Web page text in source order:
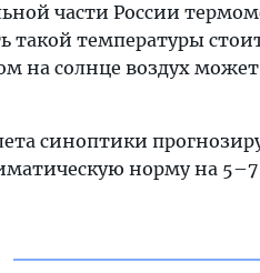
части России
такой температуры
на солнце воздух может
синоптики
норму на 5–7